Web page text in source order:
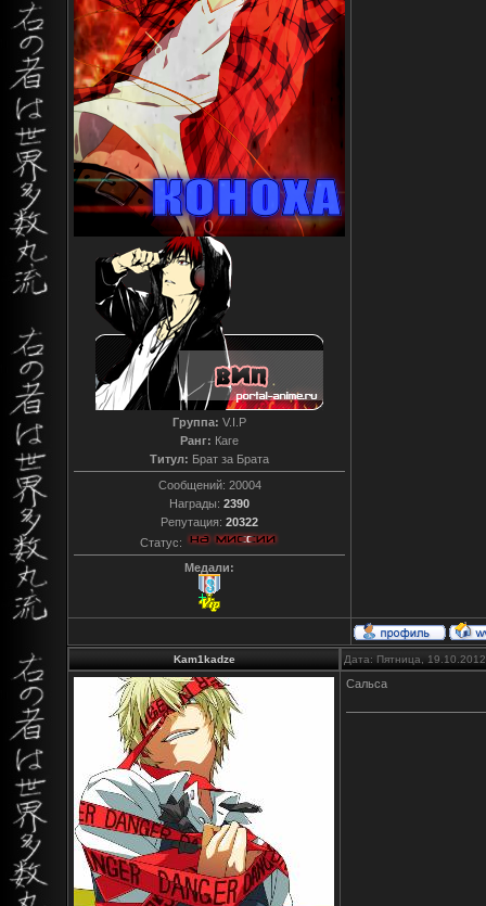
Группа: V.I.P
Ранг: Каге
Титул: Брат за Брата
Сообщений: 20004
Награды: 2390
Репутация: 20322
Статус:
Медали:
Kam1kadze Дата: Пятница,
Сальса